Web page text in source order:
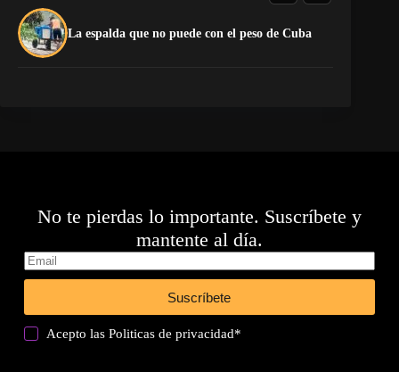
La espalda que no puede con el peso de Cuba
No te pierdas lo importante. Suscríbete y
mantente al día.
Suscríbete
Acepto lasPoliticas de privacidad*